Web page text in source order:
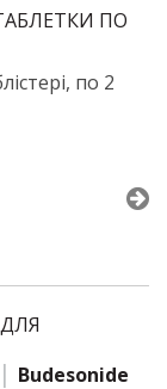
ПО
по 2
Budesonide